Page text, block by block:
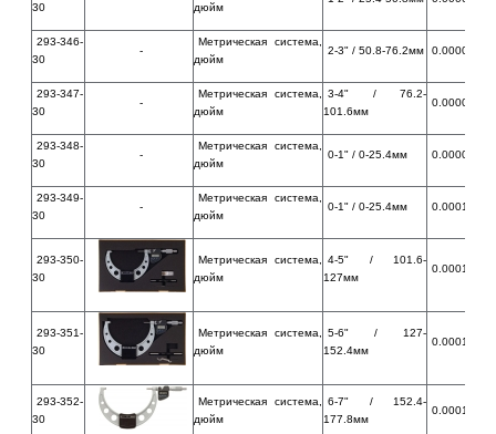
30 дюйм
293-346-
30
-
Метрическая система,
дюйм
2-3" / 50.8-76.2мм 0.00005" /
293-347-
30
-
Метрическая система,
дюйм
3-4" / 76.2-
101.6мм
0.00005" /
293-348-
30
-
Метрическая система,
дюйм
0-1" / 0-25.4мм 0.00005" /
293-349-
30
-
Метрическая система,
дюйм
0-1" / 0-25.4мм 0.00010" /
293-350-
30
Метрическая система,
дюйм
4-5" / 101.6-
127мм
0.00010" /
293-351-
30
Метрическая система,
дюйм
5-6" / 127-
152.4мм
0.00010" /
293-352-
30
Метрическая система,
дюйм
6-7" / 152.4-
177.8мм
0.00010" /